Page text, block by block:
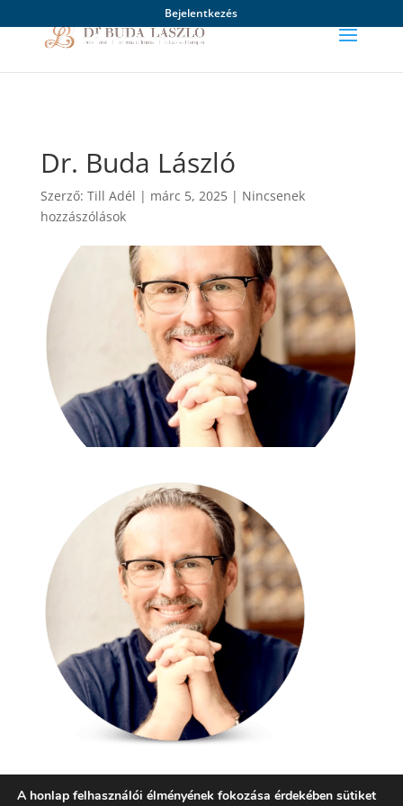
Bejelentkezés
Dr. Buda László
Szerző: Till Adél | márc 5, 2025| Nincsenek
hozzászólások
A honlap felhasználói élményének fokozása érdekében sütiket